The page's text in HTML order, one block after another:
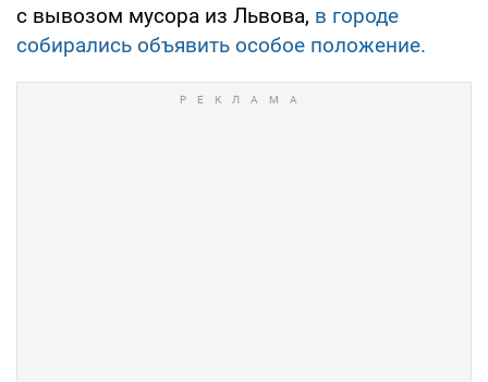
с вывозом мусора из Львова, в городе
собирались объявить особое положение.